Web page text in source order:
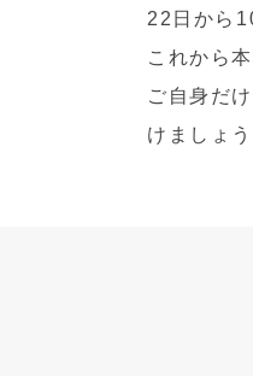
22日から
これから
ご自身だ
けましょう